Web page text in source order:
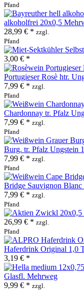
Pfand
alkoholfrei 20x0,5
28,99 € * zzgl.
Pfand
3,00 € *
Portugieser Rosè htr.
7,99 € * zzgl.
Pfand
Chardonnay tr. Pfalz
7,99 € * zzgl.
Pfand
Burg. tr. Pfalz Ungstein
7,99 € * zzgl.
Pfand
Bridge Sauvignon Blanc
7,99 € * zzgl.
Pfand
26,99 € * zzgl.
Pfand
Haferdrink Original 1,0
3,19 € *
Glasfl. Mehrweg
9,99 € * zzgl.